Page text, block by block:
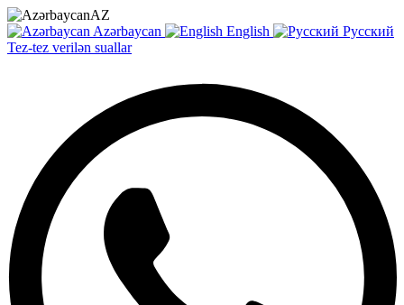
AZ
Azərbaycan
English
Русский
Tez-tez verilən suallar